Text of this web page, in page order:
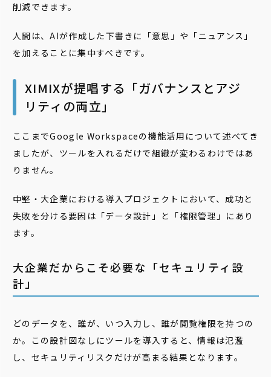
削減できます。
人間は、AIが作成した下書きに「意思」や「ニュアンス」
を加えることに集中すべきです。
XIMIXが提唱する「ガバナンスとアジ
リティの両立」
ここまでGoogle Workspaceの機能活用について述べてき
ましたが、ツールを入れるだけで組織が変わるわけではあ
りません。
中堅・大企業における導入プロジェクトにおいて、成功と
失敗を分ける要因は「データ設計」と「権限管理」にあり
ます。
大企業だからこそ必要な「セキュリティ設
計」
どのデータを、誰が、いつ入力し、誰が閲覧権限を持つの
か。この設計図なしにツールを導入すると、情報は氾濫
し、セキュリティリスクだけが高まる結果となります。